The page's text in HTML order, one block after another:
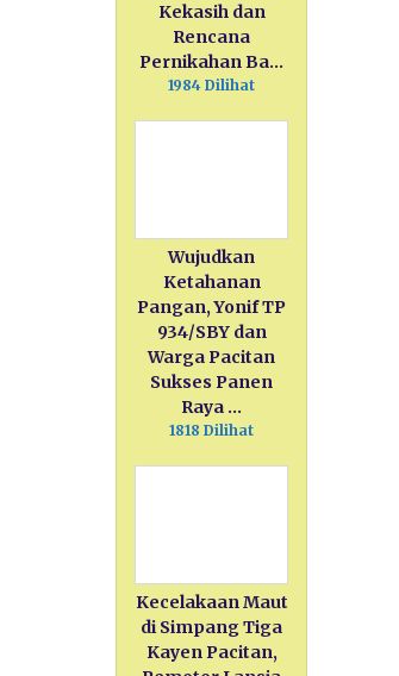
Kekasih dan
Rencana
Pernikahan Ba…
1984 Dilihat
Wujudkan
Ketahanan
Pangan, Yonif TP
934/SBY dan
Warga Pacitan
Sukses Panen
Raya …
1818 Dilihat
Kecelakaan Maut
di Simpang Tiga
Kayen Pacitan,